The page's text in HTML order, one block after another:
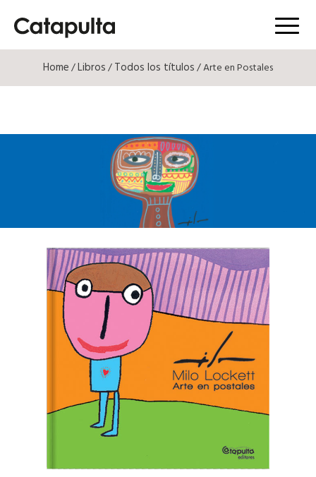
Menú
Home/Libros/Todos los títulos/ Arte en Postales